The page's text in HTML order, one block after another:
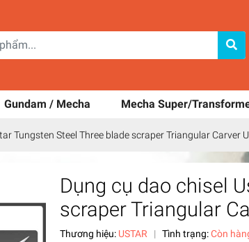
Gundam / Mecha Mecha Super/
Tungsten Steel Three blade scraper Triangular Carver
Dụng cụ dao chisel
scraper Triangular
Thương hiệu: USTAR | Tình trạng:Còn